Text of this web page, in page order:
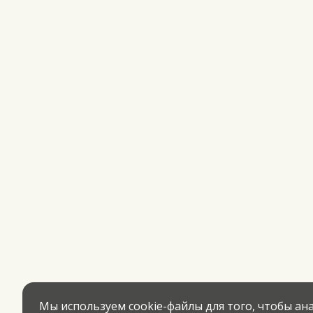
Мы используем cookie-файлы для того, чтобы